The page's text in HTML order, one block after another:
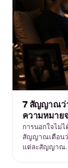
7 สัญญาณว่
ความหมาย
การนอกใจไม่
สัญญาณเตือนว่
แต่ละสัญญาณ